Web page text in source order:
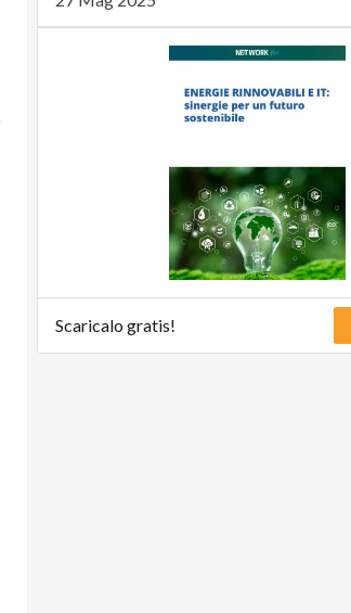
Scaricalo gratis!